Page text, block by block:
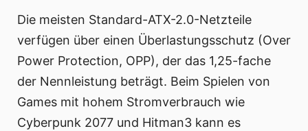
Die meisten Standard-ATX-2.0-Netzteile
verfügen über einen Überlastungsschutz (Over
Power Protection, OPP), der das 1,25-fache
der Nennleistung beträgt. Beim Spielen von
Games mit hohem Stromverbrauch wie
Cyberpunk 2077 und Hitman3 kann es